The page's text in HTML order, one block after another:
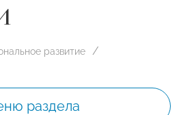
развитие
раздела